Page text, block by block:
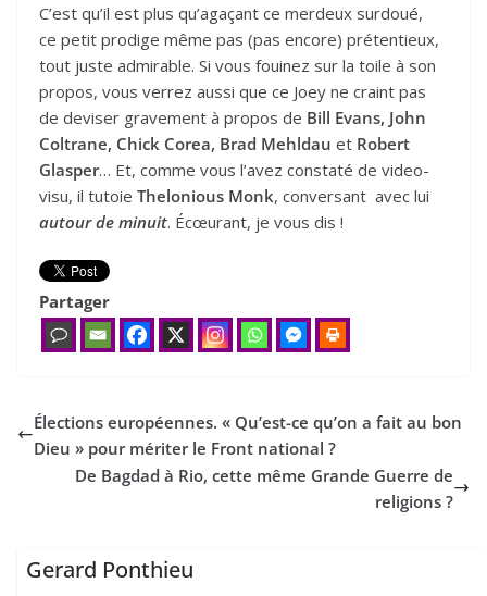
C’est qu’il est plus qu’agaçant ce merdeux surdoué,
ce petit prodige même pas (pas encore) prétentieux,
tout juste admirable. Si vous fouinez sur la toile à son
propos, vous verrez aussi que ce Joey ne craint pas
de deviser gravement à propos de Bill Evans, John
Coltrane, Chick Corea, Brad Mehldau et Robert
Glasper… Et, comme vous l’avez constaté de video-
visu, il tutoie Thelonious Monk, conversant avec lui
autour de minuit. Écœurant, je vous dis !
Partager
Élections européennes. « Qu’est-ce qu’on a fait au bon
Dieu » pour mériter le Front national ?
De Bagdad à Rio, cette même Grande Guerre de
religions ?
Gerard Ponthieu